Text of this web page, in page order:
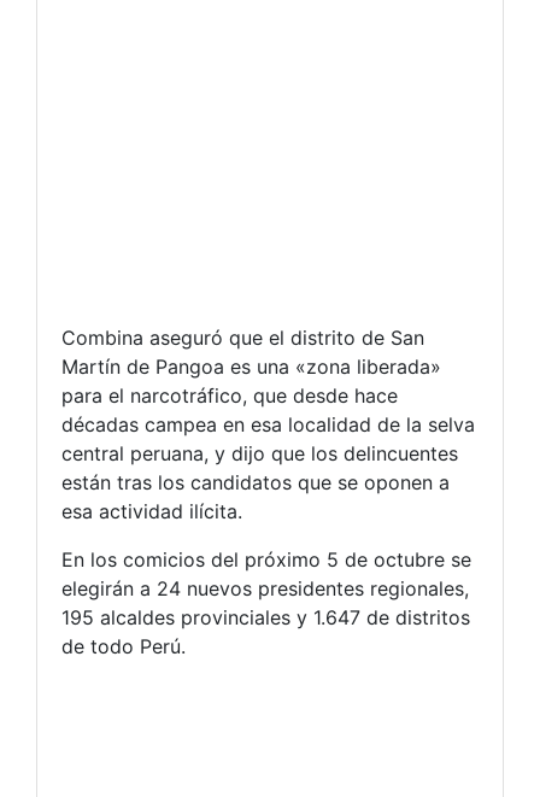
Combina aseguró que el distrito de San
Martín de Pangoa es una «zona liberada»
para el narcotráfico, que desde hace
décadas campea en esa localidad de la selva
central peruana, y dijo que los delincuentes
están tras los candidatos que se oponen a
esa actividad ilícita.
En los comicios del próximo 5 de octubre se
elegirán a 24 nuevos presidentes regionales,
195 alcaldes provinciales y 1.647 de distritos
de todo Perú.